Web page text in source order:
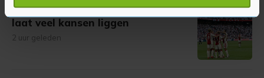
verwerkt en stel uw voorkeuren in het
U kunt uw toestemming op elk moment wijzigen of
intrekken in de Cookieverklaring.
Met cookies werkt onze website beter en wordt jouw
Ajax verslaat Shelbourne, maar
laat veel kansen liggen
2 uur geleden